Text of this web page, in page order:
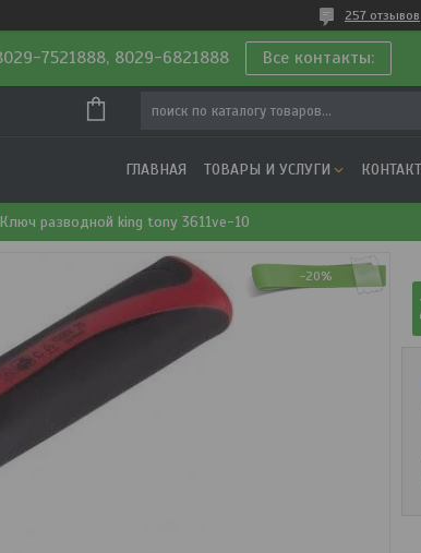
257 отзывов
7521888, 8029-6821888 Все контакты:
ГЛАВНАЯ ТОВАРЫ И УСЛУГИ
Ключ разводной king tony 3611ve-10
-20%